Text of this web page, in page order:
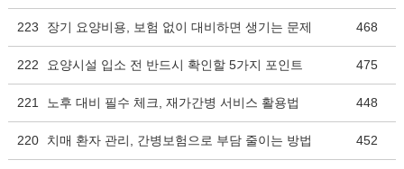
223 장기 요양비용, 보험 없이 대비하면 생기는 문제 468
222 요양시설 입소 전 반드시 확인할 5가지 포인트 475
221 노후 대비 필수 체크, 재가간병 서비스 활용법 448
220 치매 환자 관리, 간병보험으로 부담 줄이는 방법 452